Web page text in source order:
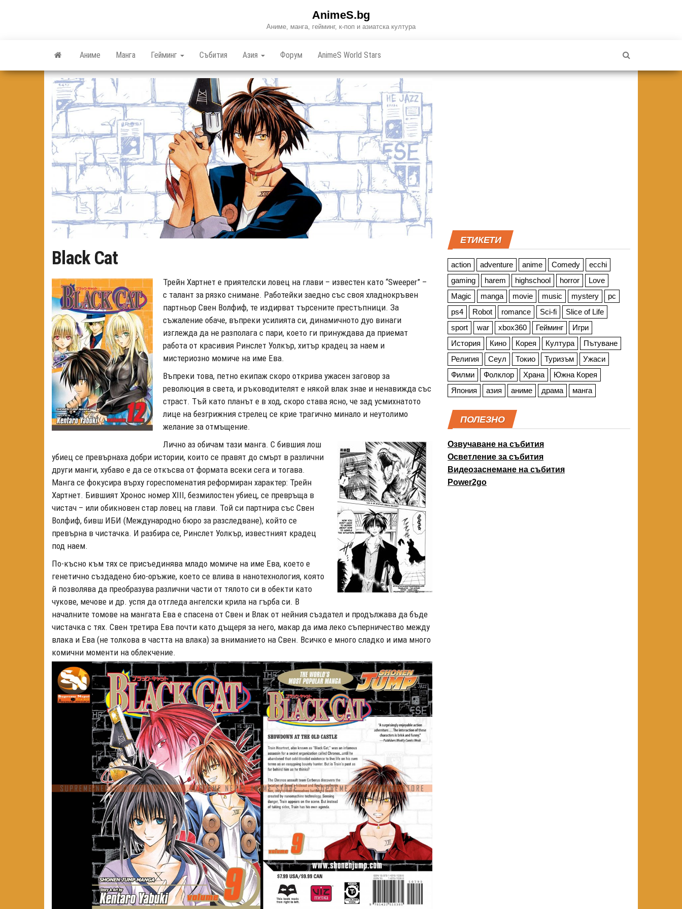
AnimeS.bg
Аниме, манга, гейминг, к-поп и азиатска култура
Аниме Манга Гейминг Събития Азия Форум AnimeS World Stars
Black Cat
Трейн Хартнет е приятелски ловец на глави – известен като “Sweeper” –
с талант за рязко снимане. Работейки заедно със своя хладнокръвен
партньор Свен Волфиф, те издирват търсените престъпници. За
съжаление обаче, въпреки усилията си, динамичното дуо винаги
изглежда да не разполага с пари, което ги принуждава да приемат
работа от красивия Ринслет Уолкър, хитър крадец за наем и
мистериозно момиче на име Ева.
Въпреки това, петно ​​екипаж скоро открива ужасен заговор за
революция в света, и ръководителят е някой влак знае и ненавижда със
страст. Тъй като планът е в ход, скоро става ясно, че зад усмихнатото
лице на безгрижния стрелец се крие трагично минало и неутолимо
желание за отмъщение.
Лично аз обичам тази манга. С бившия лош
убиец се превърнаха добри истории, които се правят до смърт в различни
други манги, хубаво е да се откъсва от формата всеки сега и тогава.
Манга се фокусира върху гореспоменатия реформиран характер: Трейн
Хартнет. Бившият Хронос номер XIII, безмилостен убиец, се превръща в
чистач – или обикновен стар ловец на глави. Той си партнира със Свен
Волфиф, бивш ИБИ (Международно бюро за разследване), който се
превърна в чистачка. И разбира се, Ринслет Уолкър, известният крадец
под наем.
По-късно към тях се присъединява младо момиче на име Ева, което е
генетично създадено био-оръжие, което се влива в нанотехнология, която
й позволява да преобразува различни части от тялото си в обекти като
чукове, мечове и др. успя да отгледа ангелски крила на гърба си. В
началните томове на мангата Ева е спасена от Свен и Влак от нейния създател и продължава да бъде
чистачка с тях. Свен третира Ева почти като дъщеря за него, макар да има леко съперничество между
влака и Ева (не толкова в частта на влака) за вниманието на Свен. Всичко е много сладко и има много
комични моменти на облекчение.
ЕТИКЕТИ
action adventure anime Comedy
ecchi
gaming
harem highschool horror
Love
Magic
manga movie music mystery
pc
ps4
Robot romance Sci-fi
Slice of Life
sport
war xbox360 Гейминг
Игри
История
Кино Корея Култура
Пътуване
Религия
Сеул Токио Туризъм
Ужаси
Филми
Фолклор Храна
Южна Корея
Япония
азия аниме драма манга
ПОЛЕЗНО
Озвучаване на събития
Осветление за събития
Видеозаснемане на събития
Power2go